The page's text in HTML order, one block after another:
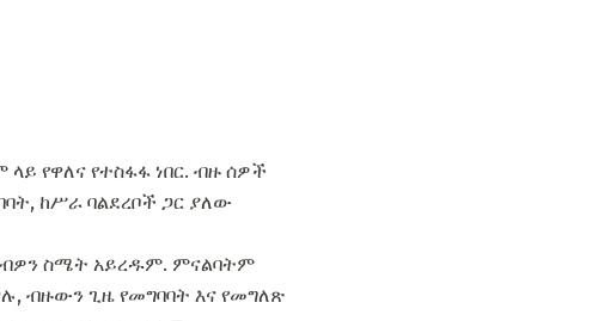
የዋለና የተስፋፋ ነበር. ብዙ ሰዎች
ከሥራ ባልደረቦች ጋር ያለው
ስሜት አይረዱም. ምናልባትም
ብዙውን ጊዜ የመግባባት እና የመግለጽ